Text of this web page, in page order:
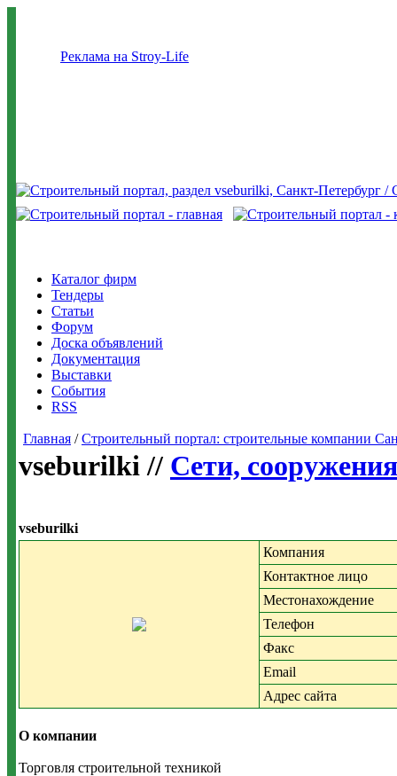
Реклама на Stroy-Life
Каталог фирм
Тендеры
Статьи
Форум
Доска объявлений
Документация
Выставки
События
RSS
Главная /Строительный портал: строительные компании
vseburilki // Сети, сооружения
vseburilki
Компания
Контактное лицо
Местонахождение
Телефон
Факс
Email
Адрес сайта
О компании
Торговля строительной техникой